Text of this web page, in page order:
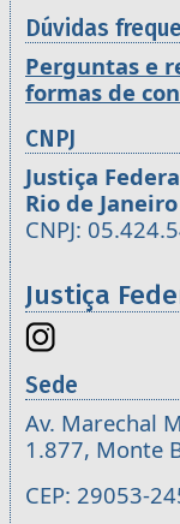
Dúvidas
Perguntas e
formas de
CNPJ
Justiça
Rio de Janeiro
CNPJ:
Justiça
Sede
Av. Marechal
1.877, Monte
CEP: 29053-